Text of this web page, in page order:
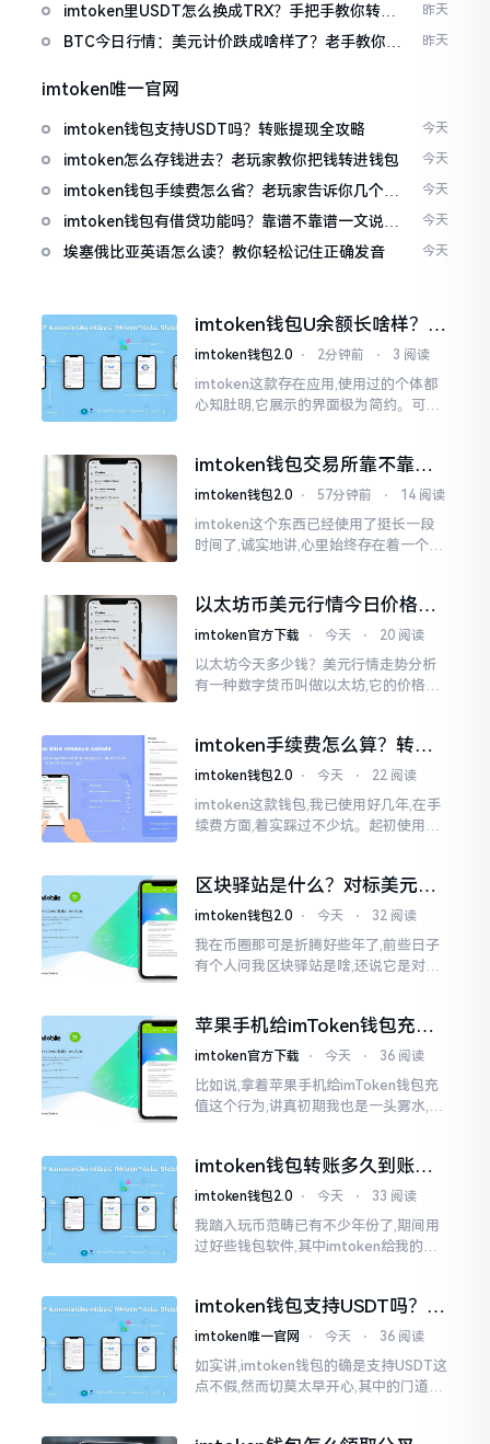
imtoken里USDT怎么换成TRX？手把手教你转成
波场币
昨天
BTC今日行情：美元计价跌成啥样了？老手教你咋
昨天
imtoken唯一官网
imtoken钱包支持USDT吗？转账提现全攻略 今天
imtoken怎么存钱进去？老玩家教你把钱转进钱包 今天
imtoken钱包手续费怎么省？老玩家告诉你几个实
在招
今天
imtoken钱包有借贷功能吗？靠谱不靠谱一文说清
楚
今天
埃塞俄比亚英语怎么读？教你轻松记住正确发音 今天
imtoken钱包U余额长啥样？截
图这样看
imtoken钱包2.0 ⋅ 2分钟前 ⋅ 3 阅读
imtoken这款存在应用,使用过的个体都
心知肚明,它展示的界面极为简约。可是,
imtoken钱包交易所靠不靠
谱？老玩家说说心里话
imtoken钱包2.0 ⋅ 57分钟前 ⋅ 14 阅读
imtoken这个东西已经使用了挺长一段
时间了,诚实地讲,心里始终存在着一个疙
这个事情
以太坊币美元行情今日价格走
势分析，散户如何避免追涨杀
imtoken官方下载 ⋅ 今天 ⋅ 20 阅读
以太坊今天多少钱？美元行情走势分析
有一种数字货币叫做以太坊,它的价格走
率出现的一点点波动
imtoken手续费怎么算？转账
和交易所差别大了
imtoken钱包2.0 ⋅ 今天 ⋅ 22 阅读
imtoken这款钱包,我已使用好几年,在手
续费方面,着实踩过不少坑。起初使用时,
明白
区块驿站是什么？对标美元的
ETH到底咋回事
imtoken钱包2.0 ⋅ 今天 ⋅ 32 阅读
我在币圈那可是折腾好些年了,前些日子
有个人问我区块驿站是啥,还说它是对标
找了些资料
苹果手机给imToken钱包充
值，这几步别搞错
imtoken官方下载 ⋅ 今天 ⋅ 36 阅读
比如说,拿着苹果手机给imToken钱包充
值这个行为,讲真初期我也是一头雾水,搞
imtoken钱包转账多久到账？
一文说清楚
imtoken钱包2.0 ⋅ 今天 ⋅ 33 阅读
我踏入玩币范畴已有不少年份了,期间用
过好些钱包软件,其中imtoken给我的整
imtoken钱包支持USDT吗？转
账提现全攻略
imtoken唯一官网 ⋅ 今天 ⋅ 36 阅读
如实讲,imtoken钱包的确是支持USDT这
点不假,然而切莫太早开心,其中的门道是